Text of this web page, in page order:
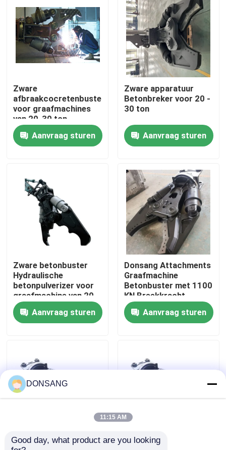
Producten
VR-show
Fabrieksreis
Kwaliteitscontrole
Verzoek om een Citaat
Hydraulische Rotsbreker
Graafwerktuig hydraulische Breker
Zware
afbraakcocretenbuster
voor graafmachines
van 20-30 ton
Aanvraag sturen
Zware apparatuur
Betonbreker voor 20 -
30 ton
Aanvraag sturen
Zware betonbuster
Hydraulische
betonpulverizer voor
graafmachine van 20
tot 30 ton
Aanvraag sturen
Donsang Attachments
Graafmachine
Betonbuster met 1100
KN Breekkracht
Aanvraag sturen
Graafmachine
30Tons concrete
DONSANG
11:15 AM
Good day, what product are you looking